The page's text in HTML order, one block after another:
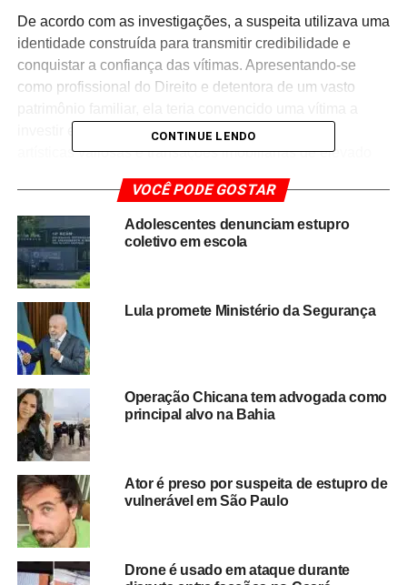
De acordo com as investigações, a suspeita utilizava uma
identidade construída para transmitir credibilidade e
conquistar a confiança das vítimas. Apresentando-se
como profissional do Direito e detentora de um vasto
investir em supostos negócios envolvendo peças
artísticas valiosas e transações imobiliárias de elevado
Segundo a Polícia Civil, o esquema criminoso resultou
em um prejuízo superior aR$ 2 milhões
, valor que teria
sido obtido por meio de falsas promessas de lucro e
oportunidades de investimento. As autoridades apontam
que a investigada utilizava informações manipuladas
para dar aparência de legalidade às negociações,
dificultando a identificação da fraude.
Durante o cumprimento dos mandados da Operação Tela
Falsa, os agentes localizaram umaobra de arte que
estaria relacionada às investigações
suspeitas sobre a atuação do grupo criminoso. O material
apreendido será submetido à análise para auxiliar no
esclarecimento dos fatos e na identificação de possíveis
novas vítimas.
crimes patrimoniais e às fraudes financeiras que vêm
CONTINUE LENDO
VOCÊ PODE GOSTAR
Adolescentes denunciam estupro
coletivo em escola
Lula promete Ministério da Segurança
Operação Chicana tem advogada como
principal alvo na Bahia
Ator é preso por suspeita de estupro de
vulnerável em São Paulo
Drone é usado em ataque durante